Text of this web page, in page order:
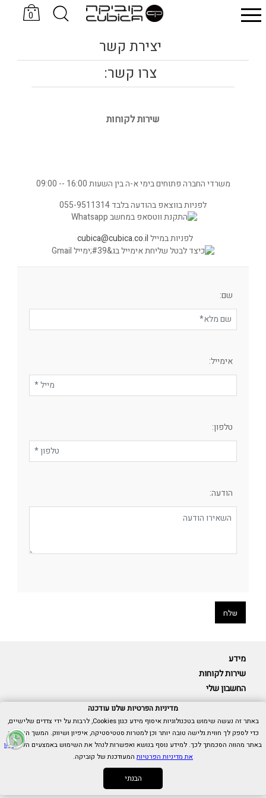
0
יצירת קשר
צרו קשר:
שירות לקוחות
משרדי החברה פתוחים בימי א-ה בין השעות 16:00 -- 09:00
לפניות בווצאפ בהודעה בלבד 055-9511314
לפניות במיילcubica@cubica.co.il
שם:
אימייל:
טלפון:
הודעה:
מידע
שירות לקוחות
החשבון שלי
Cubica © כל הזכויות שמורות.
אנו כאן בשבילך -055-9511314
מדיניות הפרטיות שלנו עודכנה
באתר זה נעשה שימוש בטכנולוגיות איסוף מידע כגון Cookies, לרבות על ידי צדדים שלישיים,
כדי לספק לך חווית גלישה טובה יותר וכן למטרות סטטיסטיקה, איפיון ושיווק. המשך הגלישה
באתר מהווה הסכמתך לכך. למידע נוסף בנושא ואפשרות לנהל את השימוש באמצעים הללו,ראו
את מדיניות הפרטיותהמעודכנת של קוביקה.
הבנתי